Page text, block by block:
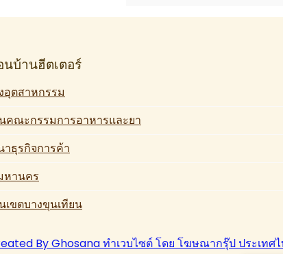
นบ้านฮีตเตอร์
อุตสาหกรรม
คณะกรรมการอาหารและยา
ธุรกิจการค้า
หานคร
เขตบางขุนเทียน
By Ghosana ทำเวบไซต์ โดย โฆษณากรุ๊ป ประเทศ